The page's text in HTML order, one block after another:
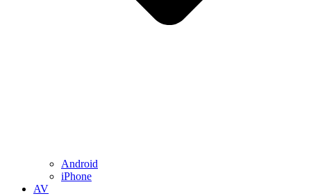
Android
iPhone
AV